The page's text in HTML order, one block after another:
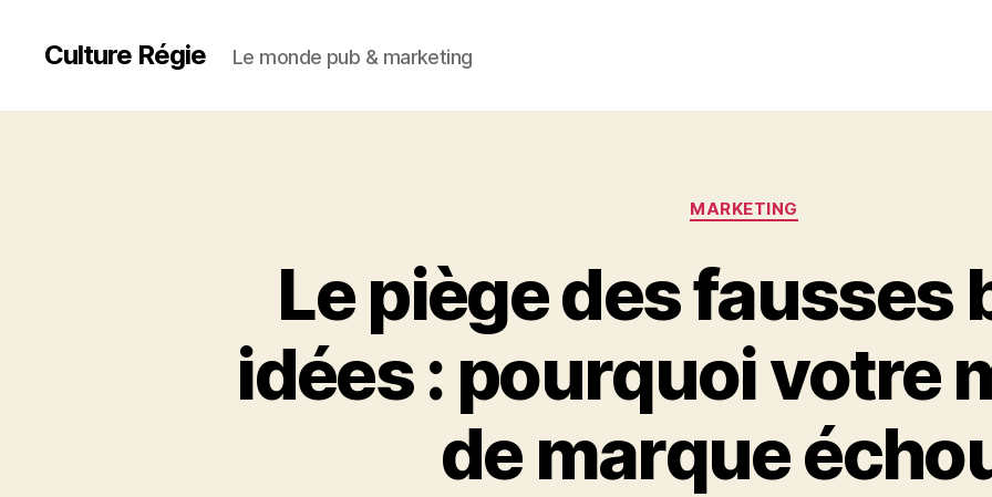
Culture Régie Le monde pub & marketing
Catégories
MARKETING
Le piège des fausses
idées : pourquoi votre
de marque